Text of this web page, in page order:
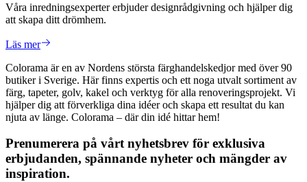
Våra inredningsexperter erbjuder designrådgivning och hjälper dig
att skapa ditt drömhem.
Läs mer
Colorama är en av Nordens största färghandelskedjor med över 90
butiker i Sverige. Här finns expertis och ett noga utvalt sortiment av
färg, tapeter, golv, kakel och verktyg för alla renoveringsprojekt. Vi
hjälper dig att förverkliga dina idéer och skapa ett resultat du kan
njuta av länge. Colorama – där din idé hittar hem!
Prenumerera på vårt nyhetsbrev för exklusiva
erbjudanden, spännande nyheter och mängder av
inspiration.